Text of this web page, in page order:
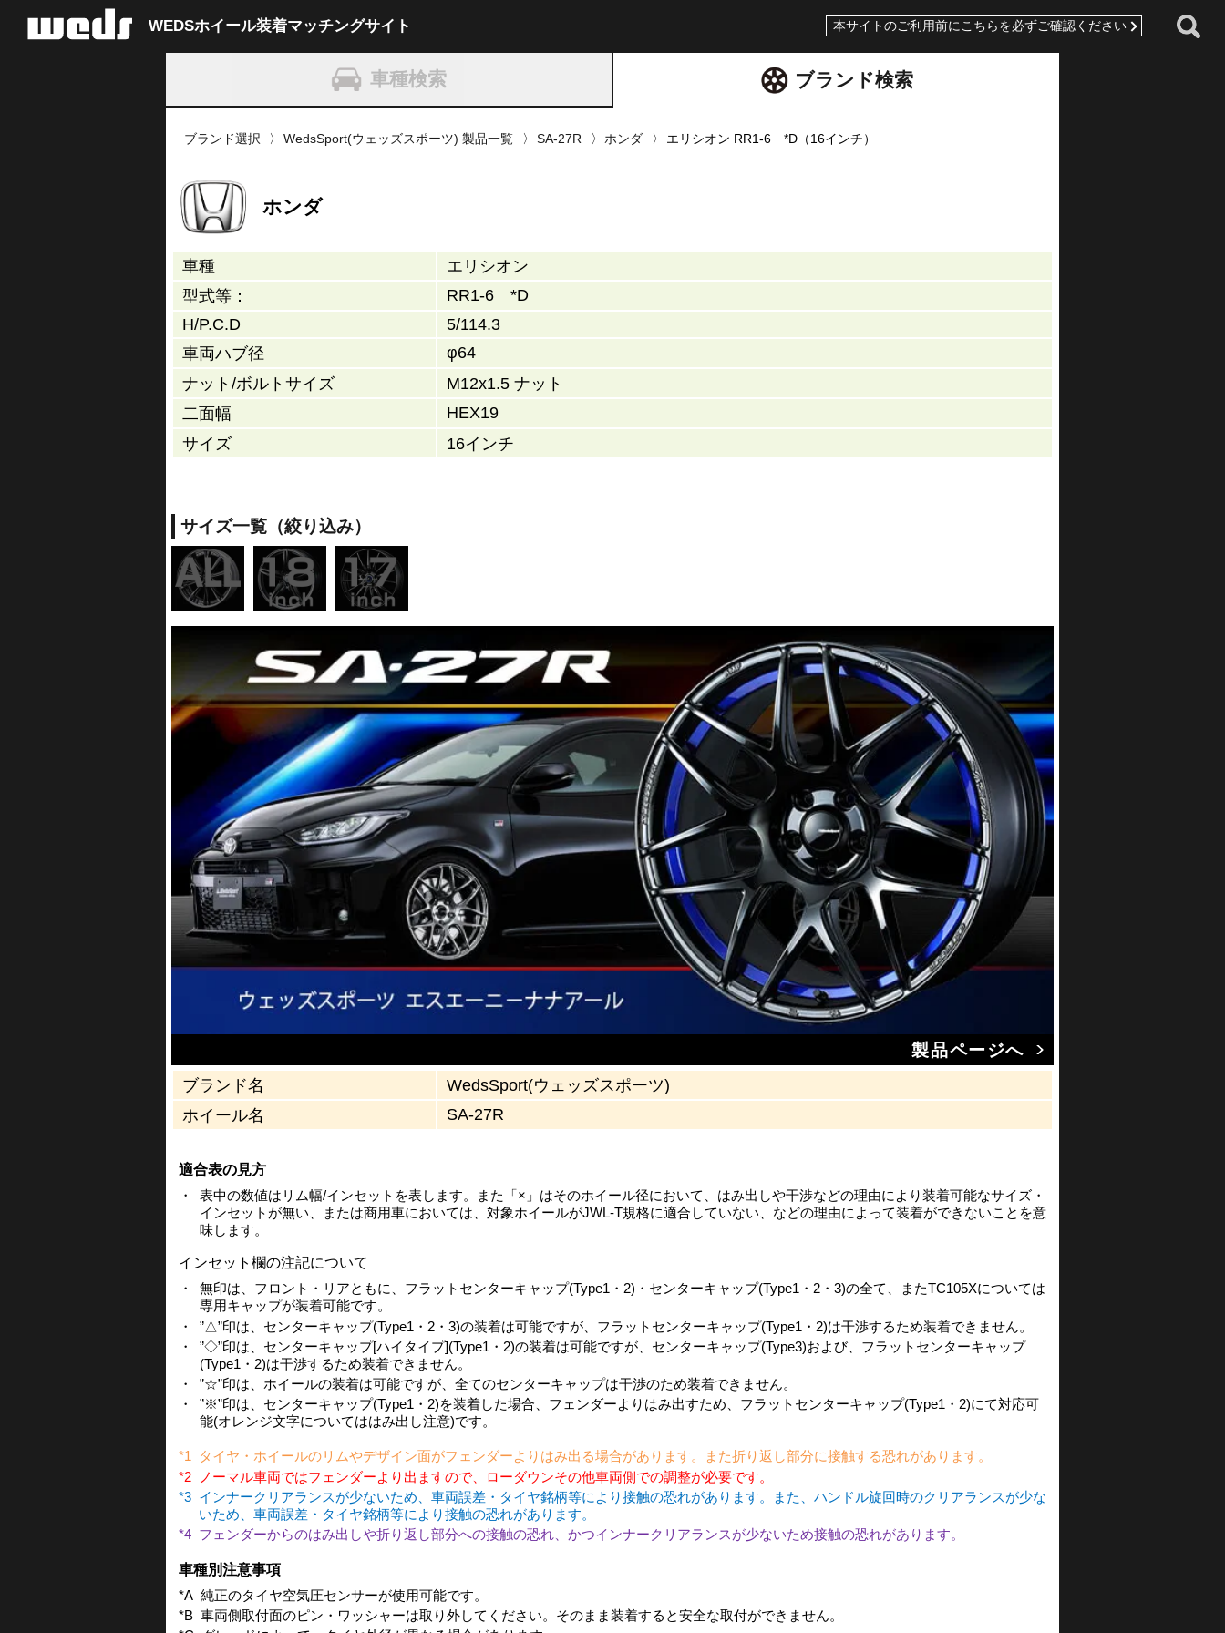
WEDSホイール装着マッチングサイト 本サイトのご利用前にこちらを必ずご確認ください
車種検索 ブランド検索
ブランド選択 WedsSport(ウェッズスポーツ) 製品一覧 SA-27R ホンダ エリシオン RR1-6 *D（16インチ）
ホンダ
車種
エリシオン
型式等：
RR1-6 *D
H/P.C.D
5/114.3
車両ハブ径
φ64
ナット/ボルトサイズ
M12x1.5 ナット
二面幅
HEX19
サイズ
16インチ
サイズ一覧（絞り込み）
製品ページへ
ブランド名
WedsSport(ウェッズスポーツ)
ホイール名
SA-27R
適合表の見方
・
表中の数値はリム幅/インセットを表します。また「×」はそのホイール径において、はみ出しや干渉などの理由により装着可能なサイズ・
インセットが無い、または商用車においては、対象ホイールがJWL-T規格に適合していない、などの理由によって装着ができないことを意
味します。
インセット欄の注記について
・
無印は、フロント・リアともに、フラットセンターキャップ(Type1・2)・センターキャップ(Type1・2・3)の全て、またTC105Xについては
専用キャップが装着可能です。
・
”△”印は、センターキャップ(Type1・2・3)の装着は可能ですが、フラットセンターキャップ(Type1・2)は干渉するため装着できません。
・
”◇”印は、センターキャップ[ハイタイプ](Type1・2)の装着は可能ですが、センターキャップ(Type3)および、フラットセンターキャップ
(Type1・2)は干渉するため装着できません。
・
”☆”印は、ホイールの装着は可能ですが、全てのセンターキャップは干渉のため装着できません。
・
”※”印は、センターキャップ(Type1・2)を装着した場合、フェンダーよりはみ出すため、フラットセンターキャップ(Type1・2)にて対応可
能(オレンジ文字についてははみ出し注意)です。
*1
タイヤ・ホイールのリムやデザイン面がフェンダーよりはみ出る場合があります。また折り返し部分に接触する恐れがあります。
*2
ノーマル車両ではフェンダーより出ますので、ローダウンその他車両側での調整が必要です。
*3 インナークリアランスが少ないため、車両誤差・タイヤ銘柄等により接触の恐れがあります。また、ハンドル旋回時のクリアランスが少な
いため、車両誤差・タイヤ銘柄等により接触の恐れがあります。
*4 フェンダーからのはみ出しや折り返し部分への接触の恐れ、かつインナークリアランスが少ないため接触の恐れがあります。
車種別注意事項
*A 純正のタイヤ空気圧センサーが使用可能です。
*B 車両側取付面のピン・ワッシャーは取り外してください。そのまま装着すると安全な取付ができません。